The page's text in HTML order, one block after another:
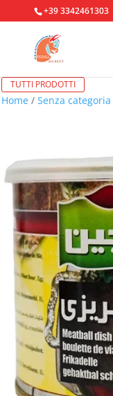
+39 3342461303
TUTTI PRODOTTI
Home / Senza categoria